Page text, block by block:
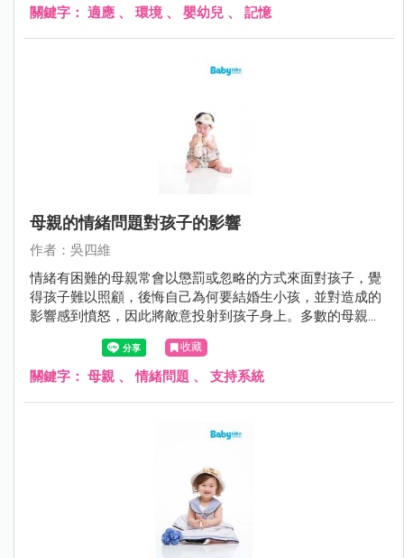
著去解讀這些行為的背後意義，不要把這些動作當成沒有禮
關鍵字： 適應 、 環境、 嬰幼兒 、 記憶
母親的情緒問題對孩子的影響
作者：吳四維
情緒有困難的母親常會以懲罰或忽略的方式來面對孩子，覺
得孩子難以照顧，後悔自己為何要結婚生小孩，並對造成的
影響感到憤怒，因此將敵意投射到孩子身上。多數的母親都
知道自己的情緒會影響到孩子，事後也會對孩子感到內疚與
自責，但多半不知道如何改變也不知道找誰來協助。
收藏
關鍵字： 母親 、情緒問題 、 支持系統